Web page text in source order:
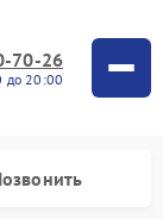
70-26
до 20:00